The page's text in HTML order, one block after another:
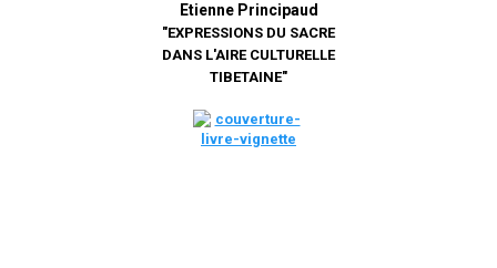
Etienne Principaud
"EXPRESSIONS DU SACRE
DANS L'AIRE CULTURELLE
TIBETAINE"